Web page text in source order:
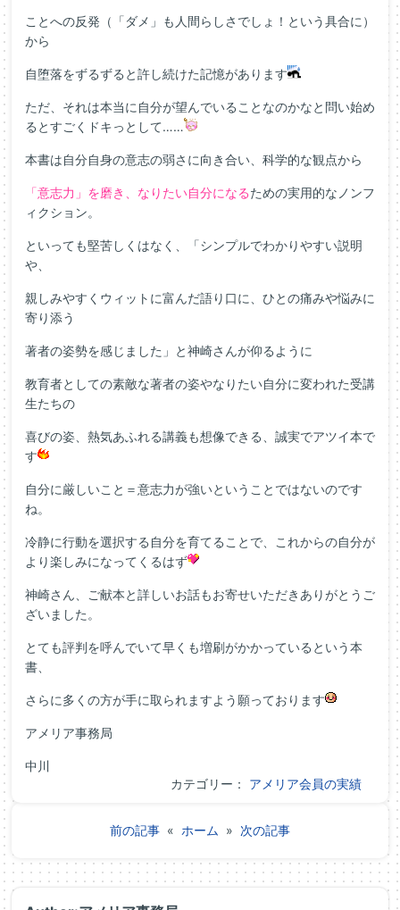
ことへの反発（「ダメ」も人間らしさでしょ！という具合に）
から
自堕落をずるずると許し続けた記憶があります
ただ、それは本当に自分が望んでいることなのかなと問い始め
るとすごくドキっとして……
本書は自分自身の意志の弱さに向き合い、科学的な観点から
「意志力」を磨き、なりたい自分になるための実用的なノンフ
ィクション。
といっても堅苦しくはなく、「シンプルでわかりやすい説明
や、
親しみやすくウィットに富んだ語り口に、ひとの痛みや悩みに
寄り添う
著者の姿勢を感じました」と神崎さんが仰るように
教育者としての素敵な著者の姿やなりたい自分に変われた受講
生たちの
喜びの姿、熱気あふれる講義も想像できる、誠実でアツイ本で
す
自分に厳しいこと＝意志力が強いということではないのです
ね。
冷静に行動を選択する自分を育てることで、これからの自分が
より楽しみになってくるはず
神崎さん、ご献本と詳しいお話もお寄せいただきありがとうご
ざいました。
とても評判を呼んでいて早くも増刷がかかっているという本
書、
さらに多くの方が手に取られますよう願っております
アメリア事務局
中川
カテゴリー： アメリア会員の実績
前の記事 « ホーム » 次の記事